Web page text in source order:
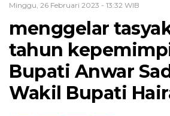
Minggu, 26 Februari 2023 - 13:32 WIB
menggelar
tahun
Bupati Anwar
Wakil Bupati